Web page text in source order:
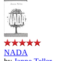
NADA